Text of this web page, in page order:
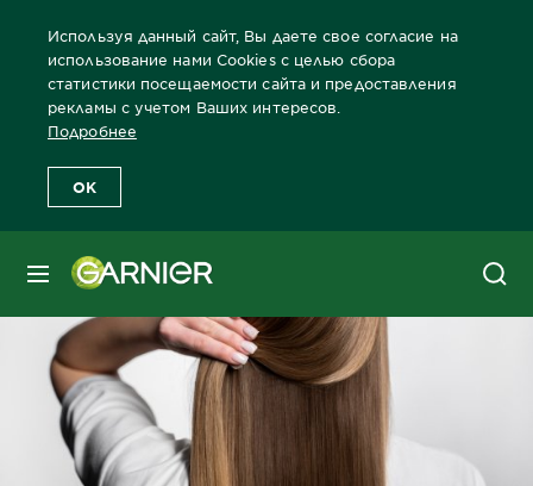
Используя данный сайт, Вы даете свое согласие на
использование нами Cookies с целью сбора
статистики посещаемости сайта и предоставления
рекламы с учетом Ваших интересов.
Подробнее
OK
МЕНЮ
Главная Блог